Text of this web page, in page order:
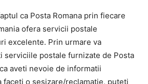
ca Posta Romana prin fiecare
ofera servicii postale
excelente. Prin urmare va
serviciile postale furnizate de Posta
aveti nevoie de informatii
faceti o sesizare/reclamatie, puteti